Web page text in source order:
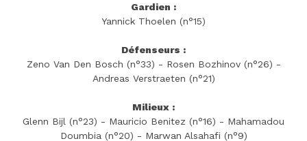
Gardien :
Yannick Thoelen (n°15)
Défenseurs :
Zeno Van Den Bosch (n°33) - Rosen Bozhinov (n°26) -
Andreas Verstraeten (n°21)
Milieux :
Glenn Bijl (n°23) - Mauricio Benitez (n°16) - Mahamadou
Doumbia (n°20) - Marwan Alsahafi (n°9)